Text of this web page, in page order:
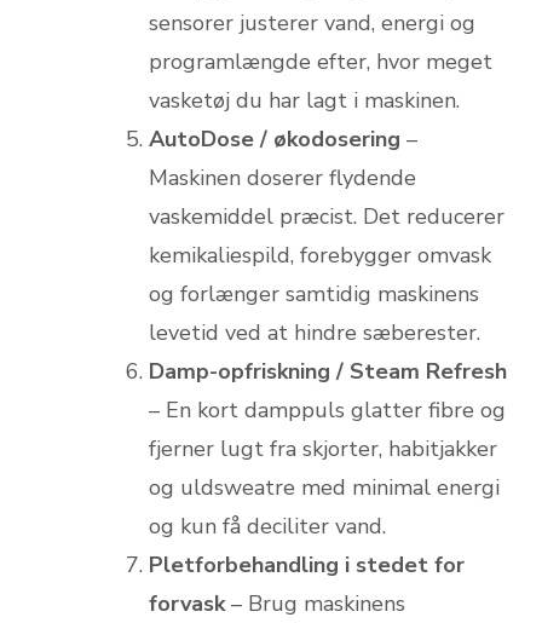
sensorer justerer vand, energi og
programlængde efter, hvor meget
vasketøj du har lagt i maskinen.
AutoDose / økodosering –
Maskinen doserer flydende
vaskemiddel præcist. Det reducerer
kemikaliespild, forebygger omvask
og forlænger samtidig maskinens
levetid ved at hindre sæberester.
Damp-opfriskning / Steam Refresh
– En kort damppuls glatter fibre og
fjerner lugt fra skjorter, habitjakker
og uldsweatre med minimal energi
og kun få deciliter vand.
Pletforbehandling i stedet for
forvask– Brug maskinens